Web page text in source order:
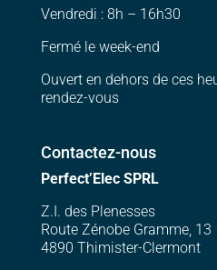
Vendredi : 8h – 16h30
Fermé le week-end
Ouvert en dehors de ces
rendez-vous
Contactez-nous
Perfect’Elec SPRL
Z.I. des Plenesses
Route Zénobe Gramme, 13
4890 Thimister-Clermont